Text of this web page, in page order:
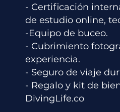
- Certificación
de estudio online,
-Equipo de buceo.
- Cubrimiento
experiencia.
- Seguro de viaje
- Regalo y kit de
DivingLife.co